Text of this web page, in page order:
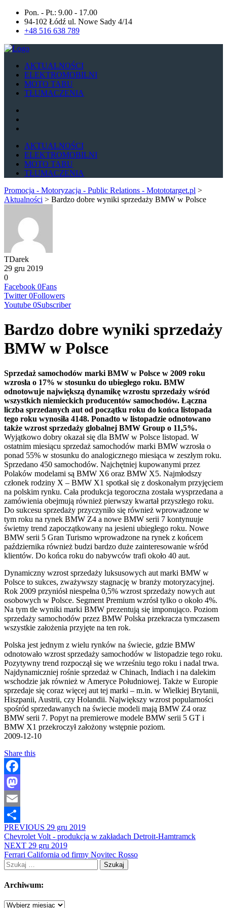
Pon. - Pt.: 9.00 - 17.00
94-102 Łódź ul. Nowe Sady 4/14
+48 516 638 789
AKTUALNOŚCI
ELEKTROMOBILNI
MOTO TABU
TŁUMACZENIA
AKTUALNOŚCI
ELEKTROMOBILNI
MOTO TABU
TŁUMACZENIA
Promocja - Motoryzacja - Public Relations - Motototarget.pl >
Aktualności > Bardzo dobre wyniki sprzedaży BMW w Polsce
TDarek
29 gru 2019
0
Facebook 0Fans
Twitter 0Followers
Youtube 0Subscriber
Bardzo dobre wyniki sprzedaży
BMW w Polsce
Sprzedaż samochodów marki BMW w Polsce w 2009 roku
wzrosła o 17% w stosunku do ubiegłego roku. BMW
odnotowuje największą dynamikę wzrostu sprzedaży wśród
wszystkich niemieckich producentów samochodów. Łączna
liczba sprzedanych aut od początku roku do końca listopada
tego roku wynosiła 4148. Ponadto w listopadzie odnotowano
także wzrost sprzedaży globalnej BMW Group o 11,5%.
Wyjątkowo dobry okazał się dla BMW w Polsce listopad. W
ostatnim miesiącu sprzedaż samochodów marki BMW wzrosła o
ponad 55% w stosunku do analogicznego miesiąca w zeszłym roku.
Sprzedano 450 samochodów. Najchętniej kupowanymi przez
Polaków modelami są BMW X6 oraz BMW X5. Najmłodszy
członek rodziny X – BMW X1 spotkał się z doskonałym przyjęciem
na polskim rynku. Cała produkcja tegoroczna została wysprzedana a
zamówienia obejmują również pierwszy kwartał przyszłego roku.
Do sukcesu sprzedaży przyczyniło się również wprowadzone w
tym roku na rynek BMW Z4 a nowe BMW serii 7 kontynuuje
świetny trend zapoczątkowany na jesieni ubiegłego roku. Nowe
BMW serii 5 Gran Turismo wprowadzone na rynek z końcem
października również budzi bardzo duże zainteresowanie wśród
klientów. Do końca roku do nabywców trafi około 40 aut.
Dynamiczny wzrost sprzedaży luksusowych aut marki BMW w
Polsce to sukces, zważywszy stagnację w branży motoryzacyjnej.
Rok 2009 przyniósł niespełna 0,5% wzrost sprzedaży nowych aut
osobowych w Polsce. Segment Premium wzrósł tylko o około 4%.
Na tym tle wyniki marki BMW prezentują się imponująco. Poziom
sprzedaży samochodów przez BMW Polska przekracza tymczasem
wszystkie założenia przyjęte na ten rok.
Polska jest jednym z wielu rynków na świecie, gdzie BMW
odnotowało wzrost sprzedaży samochodów w listopadzie tego roku.
Pozytywny trend rozpoczął się we wrześniu tego roku i nadal trwa.
Najdynamiczniej rośnie sprzedaż w Chinach, Indiach i na dalekim
wschodzie jak również w Ameryce Południowej. Także w Europie
sprzedaje się coraz więcej aut tej marki – m.in. w Wielkiej Brytanii,
Hiszpanii, Austrii, czy Holandii. Największy wzrost popularności
spośród sprzedawanych na świecie modeli mają BMW Z4 oraz
BMW serii 7. Popyt na premierowe modele BMW serii 5 GT i
BMW X1 przekroczył założony wstępnie poziom.
2009-12-10
Share this
Facebook
Mastodon
Email
Share
PREVIOUS 29 gru 2019
Chevrolet Volt - produkcja w zakładach Detroit-Hamtramck
NEXT 29 gru 2019
Ferrari California od firmy Novitec Rosso
Szukaj:
Archiwum:
Archiwum: